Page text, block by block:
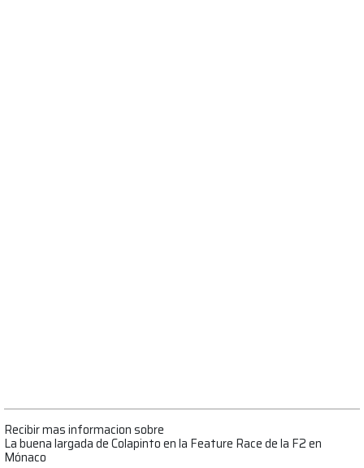
Recibir mas informacion sobre
La buena largada de Colapinto en la Feature Race de la F2 en
Mónaco